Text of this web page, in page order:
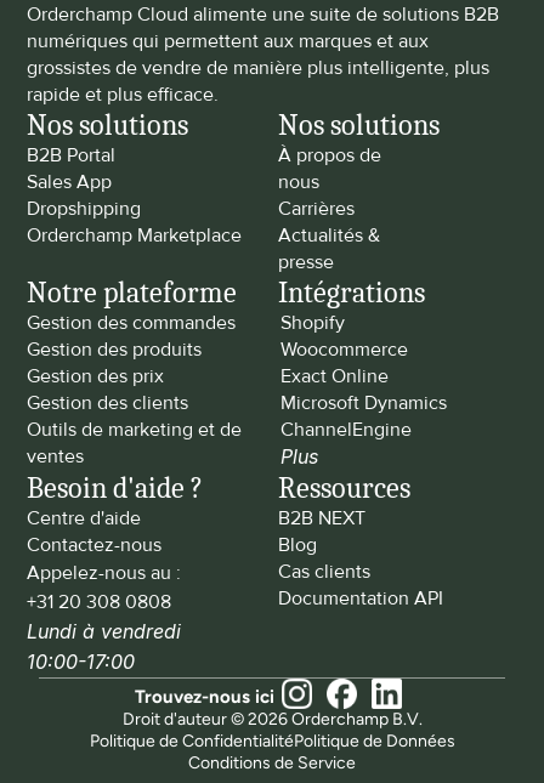
Orderchamp Cloud alimente une suite de solutions B2B
numériques qui permettent aux marques et aux
grossistes de vendre de manière plus intelligente, plus
rapide et plus efficace.
Nos solutions
B2B Portal
Sales App
Dropshipping
Orderchamp Marketplace
Nos solutions
À propos de
nous
Carrières
Actualités &
presse
Notre plateforme
Gestion des commandes
Gestion des produits
Gestion des prix
Gestion des clients
Outils de marketing et de
ventes
Intégrations
Shopify
Woocommerce
Exact Online
Microsoft Dynamics
ChannelEngine
Plus
Besoin d'aide ?
Centre d'aide
Contactez-nous
Appelez-nous au :
+31 20 308 0808
Lundi à vendredi
10:00-17:00
Ressources
B2B NEXT
Blog
Cas clients
Documentation API
Droit d'auteur © 2026 Orderchamp B.V.
Conditions de Service
Politique de ConfidentialitéPolitique de Données
Trouvez-nous ici